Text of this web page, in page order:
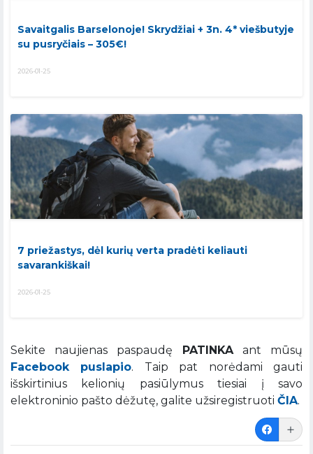
Savaitgalis Barselonoje! Skrydžiai + 3n. 4* viešbutyje
su pusryčiais – 305€!
2026-01-25
7 priežastys, dėl kurių verta pradėti keliauti
savarankiškai!
2026-01-25
Sekite naujienas paspaudę PATINKAant mūsų
Facebook puslapio. Taip pat norėdami gauti
išskirtinius kelionių pasiūlymus tiesiai į savo
elektroninio pašto dėžutę, galite užsiregistruoti ČIA.